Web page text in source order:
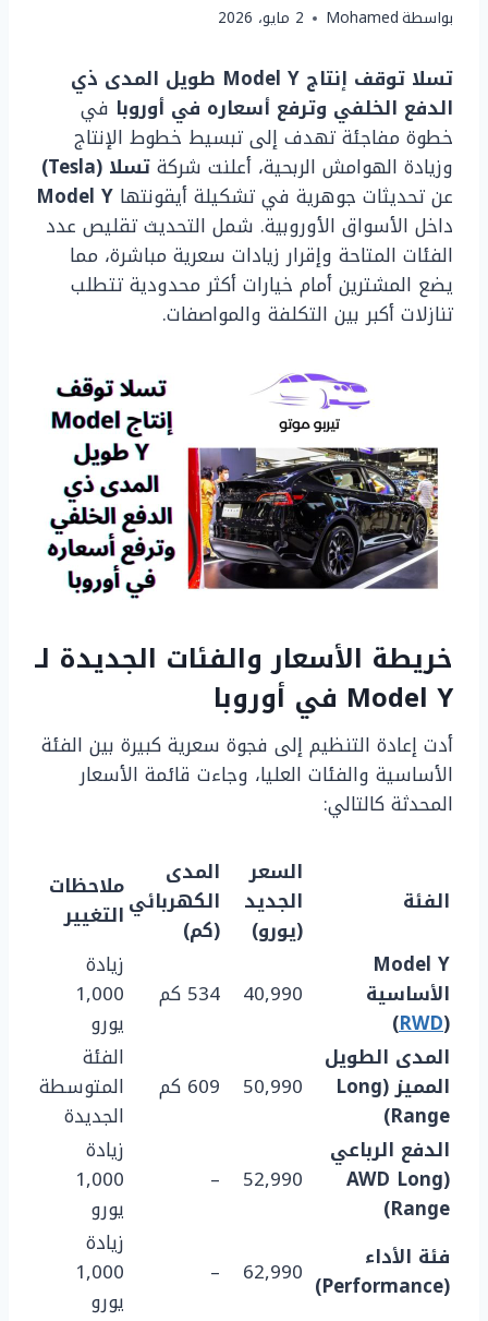
بواسطةMohamed 2 مايو، 2026
تسلا توقف إنتاج Model Y طويل المدى ذي
الدفع الخلفي وترفع أسعاره في أوروبا في
خطوة مفاجئة تهدف إلى تبسيط خطوط الإنتاج
وزيادة الهوامش الربحية، أعلنت شركةتسلا (Tesla)
عن تحديثات جوهرية في تشكيلة أيقونتها Model Y
داخل الأسواق الأوروبية. شمل التحديث تقليص عدد
الفئات المتاحة وإقرار زيادات سعرية مباشرة، مما
يضع المشترين أمام خيارات أكثر محدودية تتطلب
تنازلات أكبر بين التكلفة والمواصفات.
خريطة الأسعار والفئات الجديدة لـ
Model Y في أوروبا
أدت إعادة التنظيم إلى فجوة سعرية كبيرة بين الفئة
الأساسية والفئات العليا، وجاءت قائمة الأسعار
المحدثة كالتالي:
الفئة
السعر
الجديد
(يورو)
المدى
الكهربائي
(كم)
ملاحظات
التغيير
Model Y
الأساسية
(
RWD
)
40,990 534 كم
زيادة
1,000
يورو
المدى الطويل
المميز (Long
Range)
50,990 609 كم
الفئة
المتوسطة
الجديدة
الدفع الرباعي
(AWD Long
Range)
52,990
–
زيادة
1,000
يورو
فئة الأداء
(Performance)
62,990
–
زيادة
1,000
يورو